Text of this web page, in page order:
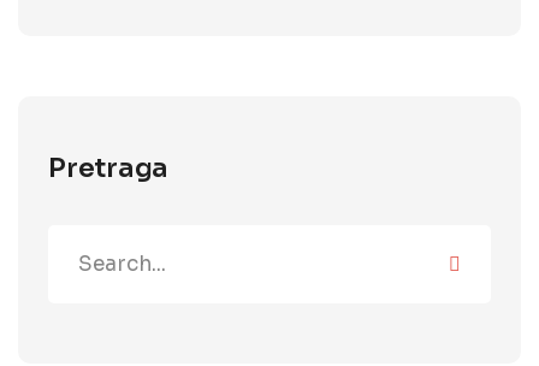
Pretraga